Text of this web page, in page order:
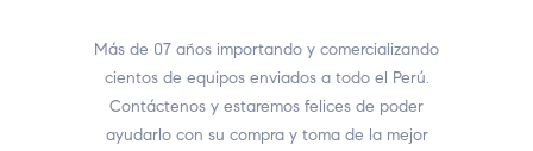
Más de 07 años importando y comercializando
cientos de equipos enviados a todo el Perú.
Contáctenos y estaremos felices de poder
ayudarlo con su compra y toma de la mejor